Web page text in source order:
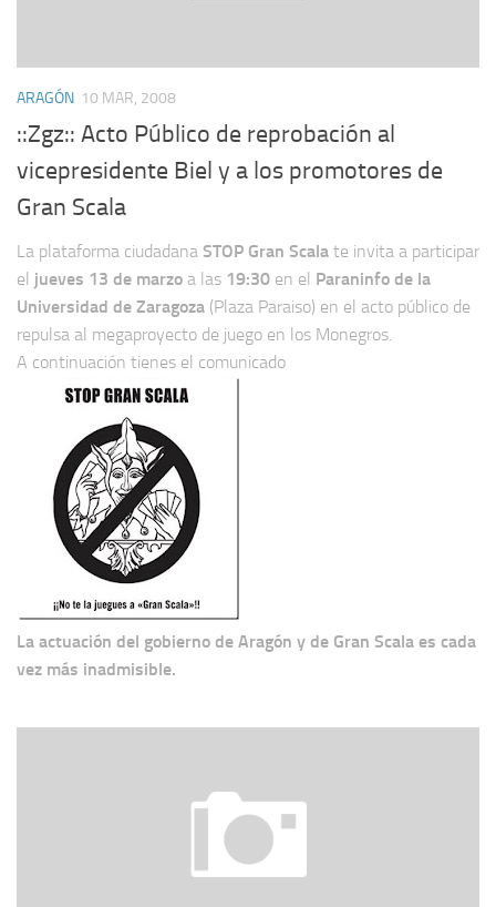
ARAGÓN 10 MAR, 2008
::Zgz:: Acto Público de reprobación al
vicepresidente Biel y a los promotores de
Gran Scala
La plataforma ciudadana STOP Gran Scala te invita a participar
el jueves 13 de marzo a las 19:30 en el Paraninfo de la
Universidad de Zaragoza (Plaza Paraiso) en el acto público de
repulsa al megaproyecto de juego en los Monegros.
A continuación tienes el comunicado
La actuación del gobierno de Aragón y de Gran Scala es cada
vez más inadmisible.